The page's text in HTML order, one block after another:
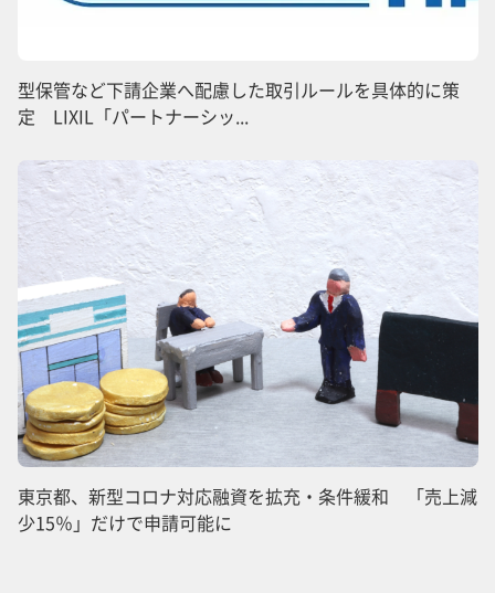
型保管など下請企業へ配慮した取引ルールを具体的に策
定 LIXIL「パートナーシッ...
東京都、新型コロナ対応融資を拡充・条件緩和 「売上減
少15％」だけで申請可能に